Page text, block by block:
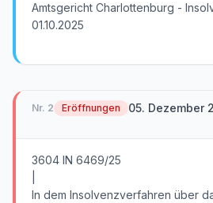
Amtsgericht Charlottenburg -
01.10.2025
Nr. 2 Eröffnungen 05. Dezember
3604 IN 6469/25
In dem Insolvenzverfahren über